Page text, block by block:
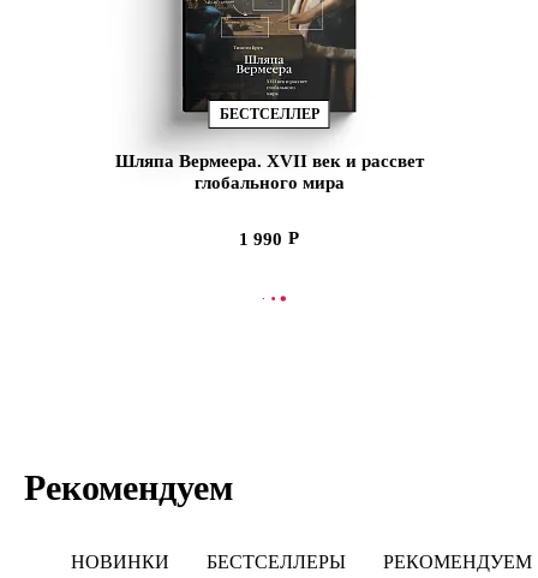
БЕСТСЕЛЛЕР
Шляпа Вермеера. XVII век и рассвет
глобального мира
1 990
СООБЩИТЬ О ПОСТУПЛЕНИИ
Рекомендуем
НОВИНКИ БЕСТСЕЛЛЕРЫ РЕКОМЕНДУЕМ